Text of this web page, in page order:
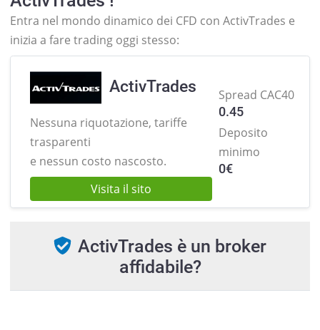
Entra nel mondo dinamico dei CFD con ActivTrades e
inizia a fare trading oggi stesso:
ActivTrades
Nessuna riquotazione, tariffe
trasparenti
e nessun costo nascosto.
Visita il sito
Spread CAC40
0.45
Deposito
minimo
0€
ActivTrades è un broker
affidabile?